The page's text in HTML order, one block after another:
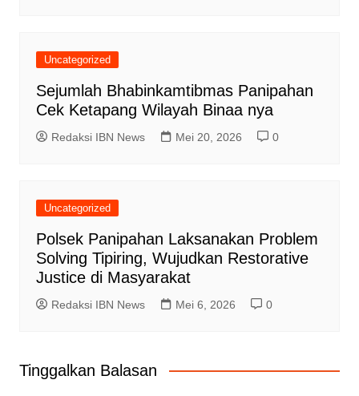
Uncategorized
Sejumlah Bhabinkamtibmas Panipahan
Cek Ketapang Wilayah Binaa nya
Redaksi IBN News Mei 20, 2026 0
Uncategorized
Polsek Panipahan Laksanakan Problem
Solving Tipiring, Wujudkan Restorative
Justice di Masyarakat
Redaksi IBN News Mei 6, 2026 0
Tinggalkan Balasan